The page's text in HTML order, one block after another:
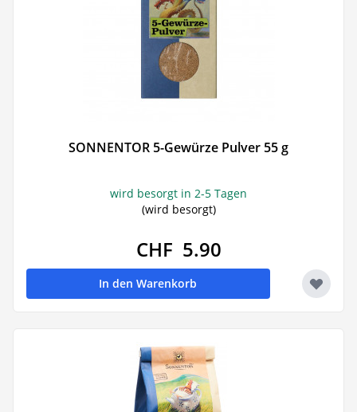
SONNENTOR 5-Gewürze Pulver 55 g
wird besorgt in 2-5 Tagen
(wird besorgt)
CHF 5.90
In den Warenkorb